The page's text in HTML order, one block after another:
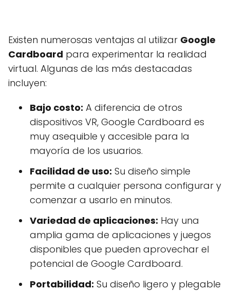
Existen numerosas ventajas al utilizar Google
Cardboard para experimentar la realidad
virtual. Algunas de las más destacadas
incluyen:
Bajo costo: A diferencia de otros
dispositivos VR, Google Cardboard es
muy asequible y accesible para la
mayoría de los usuarios.
Facilidad de uso: Su diseño simple
permite a cualquier persona configurar y
comenzar a usarlo en minutos.
Variedad de aplicaciones: Hay una
amplia gama de aplicaciones y juegos
disponibles que pueden aprovechar el
potencial de Google Cardboard.
Portabilidad: Su diseño ligero y plegable